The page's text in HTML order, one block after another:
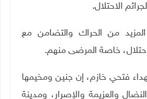
الاحتلال.
من الحراك والتضامن مع
خاصة المرضى منهم.
فتحي خازم، إن جنين ومخيمها
والعزيمة والإصرار، ومدينة